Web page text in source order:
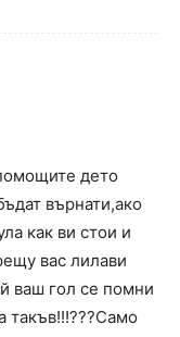
дето
върнати,ако
как ви стои и
вас лилави
ваш гол се помни
такъв!!!???Само